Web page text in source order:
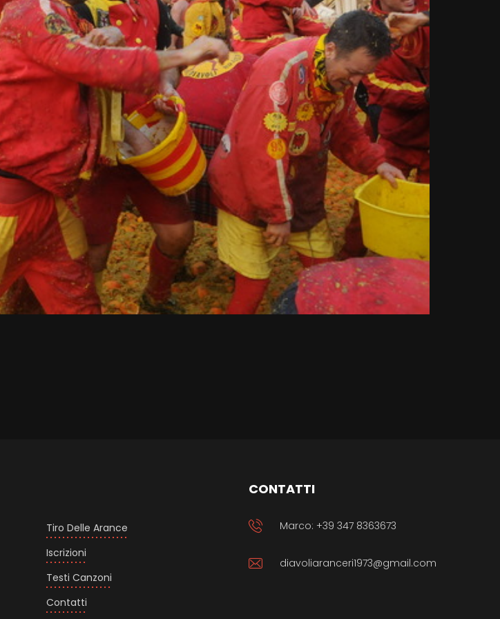
Tiro Delle Arance
Iscrizioni
Testi Canzoni
Contatti
CONTATTI
Marco: +39 347 8363673
diavoliaranceri1973@gmail.com